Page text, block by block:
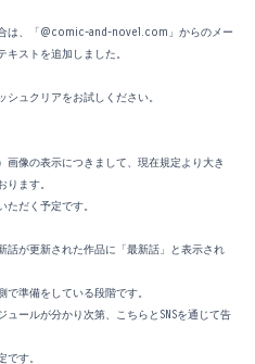
は、「@comic-and-novel.com」からのメー
ストを追加しました。
ュクリアをお試しください。
像の表示につきまして、現在規定より大き
ます。
だく予定です。
話が更新された作品に「最新話」と表示され
準備をしている段階です。
ールが分かり次第、こちらとSNSを通じて告
す。